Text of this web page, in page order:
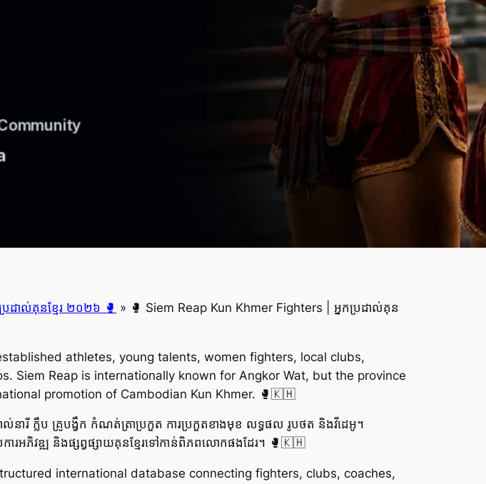
ដាល់គុនខ្មែរ ២០២៦ 🥊 » 🥊 Siem Reap Kun Khmer Fighters | អ្នកប្រដាល់គុន
athletes, young talents, women fighters, local clubs,
Siem Reap is internationally known for Angkor Wat, but the province
promotion of Cambodian Kun Khmer. 🥊🇰🇭
ាល់នារី ក្លឹប គ្រូបង្វឹក កំណត់ត្រាប្រកួត ការប្រកួតខាងមុខ លទ្ធផល រូបថត និងវីដេអូ។
ារអភិវឌ្ឍ និងផ្សព្វផ្សាយគុនខ្មែរទៅកាន់ពិភពលោកផងដែរ។ 🥊🇰🇭
international database connecting fighters, clubs, coaches,